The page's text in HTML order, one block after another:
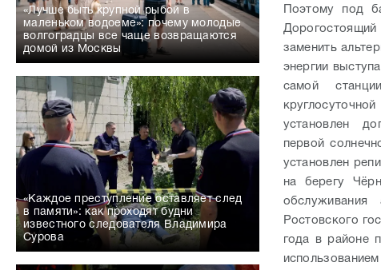
«Лучше быть крупной рыбой в
маленьком водоеме»: почему молодые
волгоградцы все чаще возвращаются
домой из Москвы
«Каждое преступление оставляет след
в памяти»: как проходят будни
известного следователя Владимира
Сурова
Поэтому под
Дорогостоящий
заменить
энергии
самой
установлен
первой
установлен
на берегу
Ростовского
года в районе